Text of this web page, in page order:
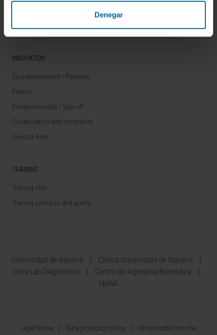
Denegar
INNOVATION
Drug development / Pipelines
Patents
Entrepreneurship / Spin off
Collaboration with companies
Investor Area
TRAINING
Training offer
Training contracts and grants
Universidad de Navarra
Clínica Universidad de Navarra
Cima Lab Diagnostics
Centro de Ingeniería Biomédica
IdisNA
Legal Notice Data protection policy Unsubscribe from the